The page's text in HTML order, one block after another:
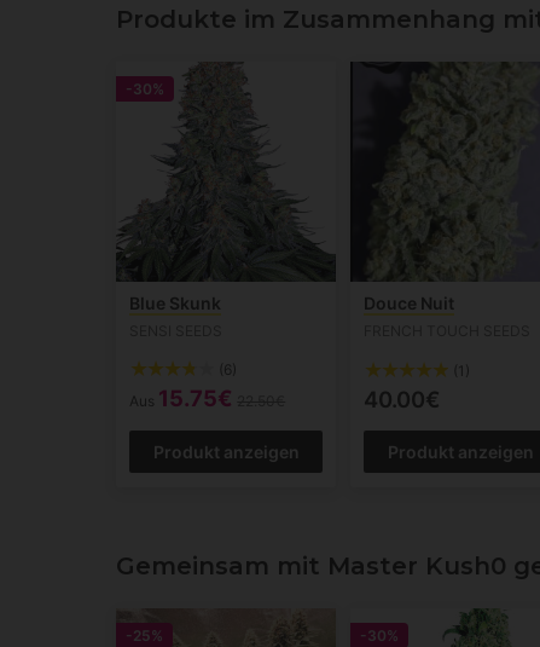
Produkte im Zusammenhang
-30%
Blue Skunk
(6)
Aus 15.75€
Produkt anzeigen
Douce Nuit
(1)
40.00€
Produkt anzeigen
Gemeinsam mit Master Kush0
-25% -30%